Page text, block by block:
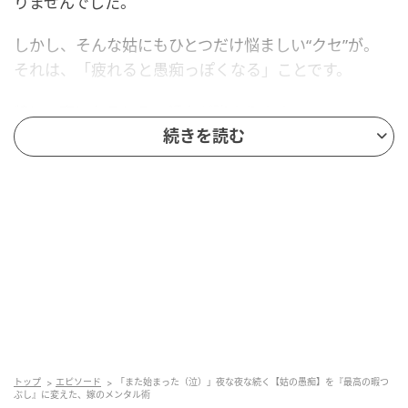
しかし、そんな姑にもひとつだけ悩ましい“クセ”が。
それは、「疲れると愚痴っぽくなる」ことです。
特に、夜になるとその傾向が強まります。
姑は話すことでストレスを発散しているのかもしれま
せんが、「あの人はだめ」「これからなんてお先真っ
とある提案をしてみる
続きを読む
トップ エピソード
「また始まった（泣）」夜な夜な続く【姑の愚痴】を『最高の暇つ
ぶし』に変えた、嫁のメンタル術